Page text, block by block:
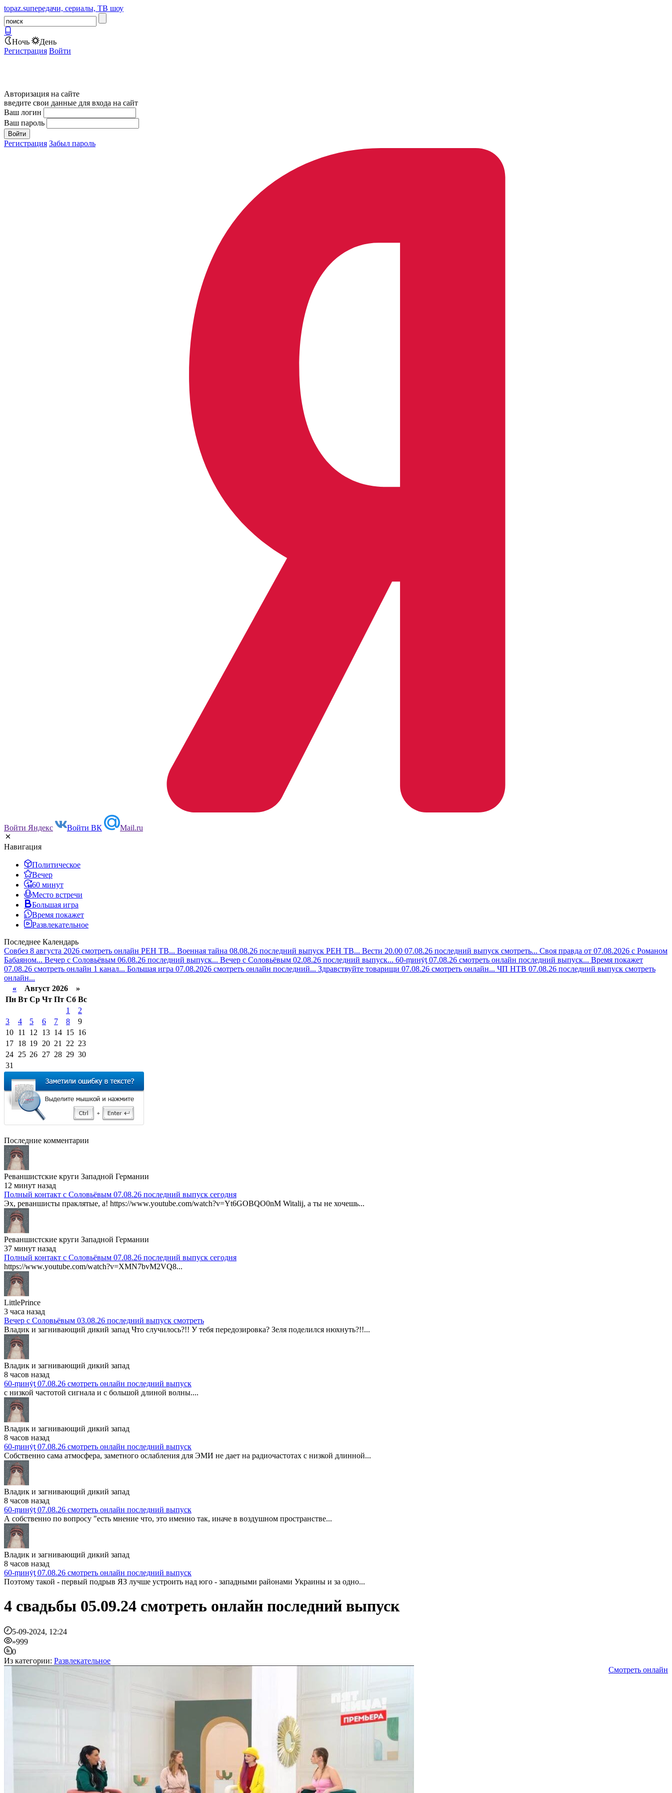
topaz.suпередачи, сериалы, ТВ шоу
Ночь
День
Регистрация Войти
Авторизация на сайте
введите свои данные для входа на сайт
Ваш логин
Ваш пароль
Регистрация Забыл пароль
Войти Яндекс Войти ВК Mail.ru
Навигация
Политическое
Вечер
60 минут
Место встречи
Большая игра
Время покажет
Развлекательное
Последнее Календарь
Совбез 8 августа 2026 смотреть онлайн РЕН ТВ... Военная тайна 08.08.26 последний выпуск РЕН ТВ... Вести 20.00 07.08.26 последний выпуск смотреть... Своя правда от 07.08.2026 с Романом
Бабаяном... Вечер с Соловьёвым 06.08.26 последний выпуск... Вечер с Соловьёвым 02.08.26 последний выпуск... 60-ṃинẏƫ 07.08.26 смотреть онлайн последний выпуск... Время покажет
07.08.26 смотреть онлайн 1 канал... Большая игра 07.08.2026 смотреть онлайн последний... Здравствуйте товарищи 07.08.26 смотреть онлайн... ЧП НТВ 07.08.26 последний выпуск смотреть
онлайн...
« Август 2026 »
Пн Вт Ср Чт Пт Сб Вс
1
2
3
4 5 6 7 8
9
10 11 12 13 14 15 16
17 18 19 20 21 22 23
24 25 26 27 28 29 30
31
Последние комментарии
Реваншистские круги Западной Германии
12 минут назад
Полный контакт с Соловьёвым 07.08.26 последний выпуск сегодня
Эх, реваншисты праклятые, а! https://www.youtube.com/watch?v=Yt6GOBQO0nM Witalij, а ты не хочешь...
Реваншистские круги Западной Германии
37 минут назад
Полный контакт с Соловьёвым 07.08.26 последний выпуск сегодня
https://www.youtube.com/watch?v=XMN7bvM2VQ8...
LittlePrince
3 часа назад
Вечер с Соловьёвым 03.08.26 последний выпуск смотреть
Владик и загнивающий дикий запад Что случилось?!! У тебя передозировка? Зеля поделился нюхнуть?!!...
Владик и загнивающий дикий запад
8 часов назад
60-ṃинẏƫ 07.08.26 смотреть онлайн последний выпуск
с низкой частотой сигнала и с большой длиной волны....
Владик и загнивающий дикий запад
8 часов назад
60-ṃинẏƫ 07.08.26 смотреть онлайн последний выпуск
Собственно сама атмосфера, заметного ослабления для ЭМИ не дает на радиочастотах с низкой длинной...
Владик и загнивающий дикий запад
8 часов назад
60-ṃинẏƫ 07.08.26 смотреть онлайн последний выпуск
А собственно по вопросу "есть мнение что, это именно так, иначе в воздушном пространстве...
Владик и загнивающий дикий запад
8 часов назад
60-ṃинẏƫ 07.08.26 смотреть онлайн последний выпуск
Поэтому такой - первый подрыв ЯЗ лучше устроить над юго - западными районами Украины и за одно...
4 свадьбы 05.09.24 смотреть онлайн последний выпуск
5-09-2024, 12:24
»999
0
Из категории: Развлекательное
Смотреть онлайн